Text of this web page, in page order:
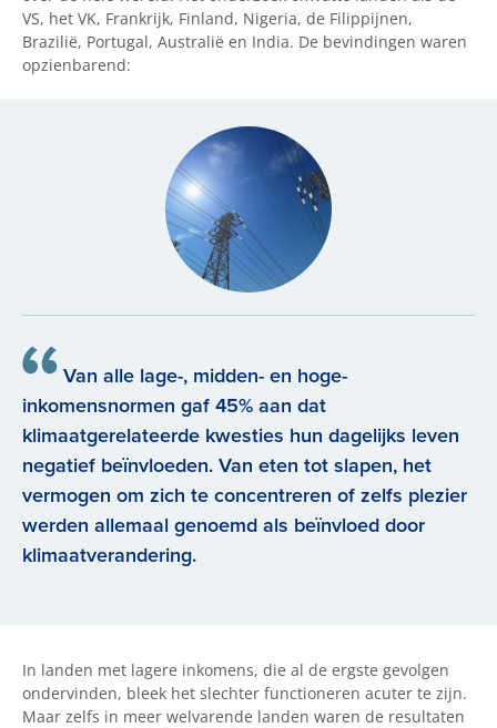
VS, het VK, Frankrijk, Finland, Nigeria, de Filippijnen,
Brazilië, Portugal, Australië en India. De bevindingen waren
opzienbarend:
Van alle lage-, midden- en hoge-
inkomensnormen gaf 45% aan dat
klimaatgerelateerde kwesties hun dagelijks leven
negatief beïnvloeden. Van eten tot slapen, het
vermogen om zich te concentreren of zelfs plezier
werden allemaal genoemd als beïnvloed door
klimaatverandering.
In landen met lagere inkomens, die al de ergste gevolgen
ondervinden, bleek het slechter functioneren acuter te zijn.
Maar zelfs in meer welvarende landen waren de resultaten